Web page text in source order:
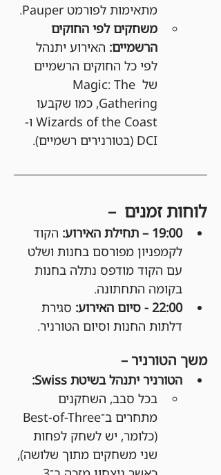
מתאימות לפורמט Pauper.
משחקים לפי החוקים
הרשמיים: האירוע יתנהל
לפי כל החוקים הרשמיים
של Magic: The
Gathering, כמו שקבעו
Wizards of the Coast ו-
DCI (בטורנירים רשמיים).
לוחות זמנים  –
19:00 – תחילת האירוע:
הקוד
לקמפניון מפורסם בחנות ושלט
עם הקוד מודפס נתלה בחנות
בקומה התחתונה.
22:00 - סיום האירוע:
סגירת
דלתות החנות וסיום הטורניר.
משך הטורניר –
הטורניר יתנהל בשיטת Swiss:
בכל סבב, השחקנים
(כלומר, יש לשחק לפחות
שני משחקים מתוך שלושה),